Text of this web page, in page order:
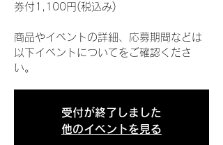
券付1,100円(税込み)
商品やイベントの詳細、応募期間などは
以下イベントについてをご確認くださ
い。
受付が終了しました
他のイベントを見る